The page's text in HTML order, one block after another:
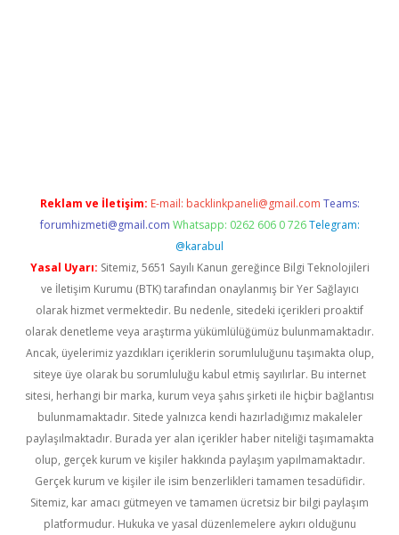
Reklam ve İletişim: E-mail: backlinkpaneli@gmail.com Teams:
forumhizmeti@gmail.com Whatsapp: 0262 606 0 726 Telegram:
@karabul
Yasal Uyarı: Sitemiz, 5651 Sayılı Kanun gereğince Bilgi Teknolojileri
ve İletişim Kurumu (BTK) tarafından onaylanmış bir Yer Sağlayıcı
olarak hizmet vermektedir. Bu nedenle, sitedeki içerikleri proaktif
olarak denetleme veya araştırma yükümlülüğümüz bulunmamaktadır.
Ancak, üyelerimiz yazdıkları içeriklerin sorumluluğunu taşımakta olup,
siteye üye olarak bu sorumluluğu kabul etmiş sayılırlar. Bu internet
sitesi, herhangi bir marka, kurum veya şahıs şirketi ile hiçbir bağlantısı
bulunmamaktadır. Sitede yalnızca kendi hazırladığımız makaleler
paylaşılmaktadır. Burada yer alan içerikler haber niteliği taşımamakta
olup, gerçek kurum ve kişiler hakkında paylaşım yapılmamaktadır.
Gerçek kurum ve kişiler ile isim benzerlikleri tamamen tesadüfidir.
Sitemiz, kar amacı gütmeyen ve tamamen ücretsiz bir bilgi paylaşım
platformudur. Hukuka ve yasal düzenlemelere aykırı olduğunu